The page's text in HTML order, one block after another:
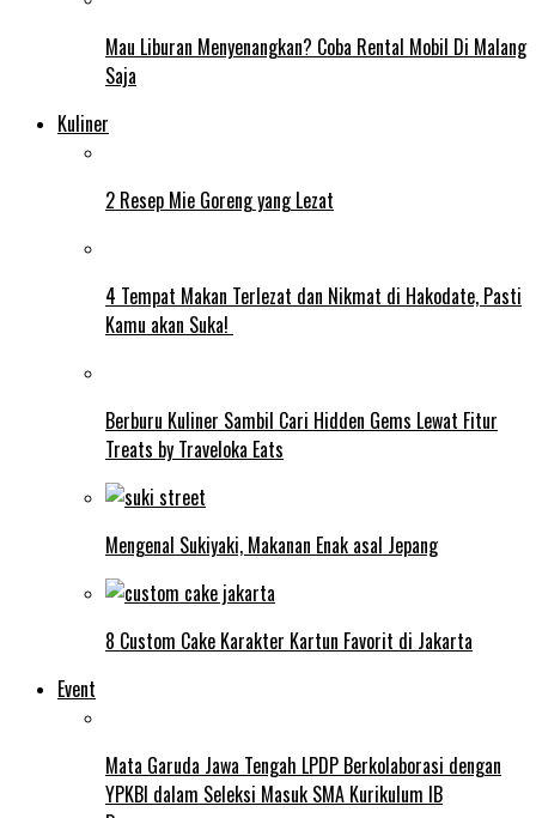
Mau Liburan Menyenangkan? Coba Rental Mobil Di Malang
Saja
Kuliner
2 Resep Mie Goreng yang Lezat
4 Tempat Makan Terlezat dan Nikmat di Hakodate, Pasti
Kamu akan Suka!
Berburu Kuliner Sambil Cari Hidden Gems Lewat Fitur
Treats by Traveloka Eats
Mengenal Sukiyaki, Makanan Enak asal Jepang
8 Custom Cake Karakter Kartun Favorit di Jakarta
Event
Mata Garuda Jawa Tengah LPDP Berkolaborasi dengan
YPKBI dalam Seleksi Masuk SMA Kurikulum IB